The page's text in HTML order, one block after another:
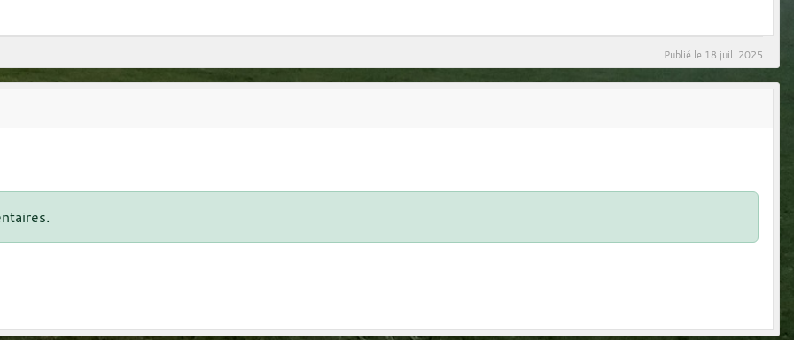
Publié le 18 juil. 2025